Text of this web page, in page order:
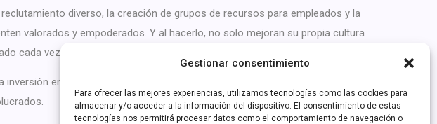
Gestionar consentimiento
Para ofrecer las mejores experiencias, utilizamos tecnologías como las cookies para
almacenar y/o acceder a la información del dispositivo. El consentimiento de estas
tecnologías nos permitirá procesar datos como el comportamiento de navegación o
diverso, la creación de grupos de recursos para empleados y la
valorados y empoderados. Y al hacerlo, no solo mejoran su propia cultura
cada vez más competitivo y globalizado.
en el futuro de la empresa y en el talento humano. Es una acción